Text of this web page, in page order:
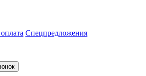
Спецпредложения